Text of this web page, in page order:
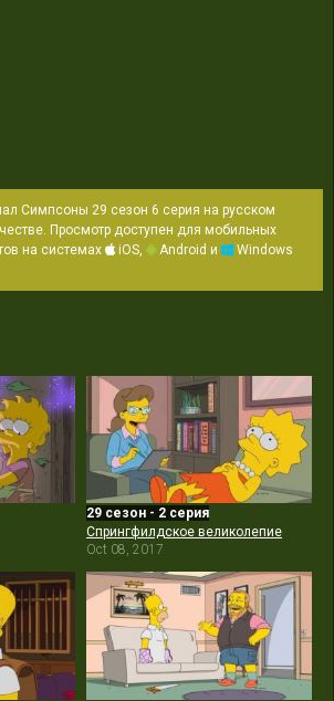
Симпсоны 29 сезон 6 серия на русском
Просмотр доступен для мобильных
на системах
iOS, Android и
Windows
29 сезон - 2 серия
Спрингфилдское великолепие
Oct 08, 2017